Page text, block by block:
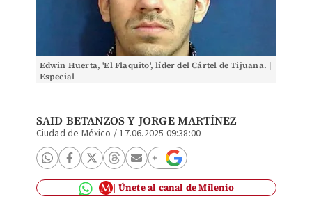
Edwin Huerta, 'El Flaquito', líder del Cártel de Tijuana. |
Especial
SAID BETANZOSY JORGE MARTÍNEZ
Ciudad de México /17.06.2025 09:38:00
Únete al canal de Milenio